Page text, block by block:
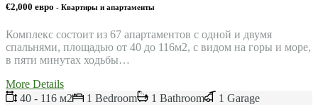
€2,000 евро - Квартиры и апартаменты
Комплекс состоит из 67 апартаментов с одной и двумя
спальнями, площадью от 40 до 116м2, с видом на горы и море,
в пяти минутах ходьбы…
More Details
40 - 116 м2
1 Bedroom 1 Bathroom 1 Garage